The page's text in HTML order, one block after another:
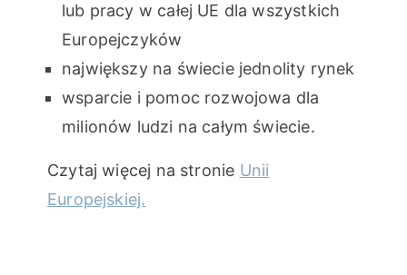
lub pracy w całej UE dla wszystkich
Europejczyków
największy na świecie jednolity rynek
wsparcie i pomoc rozwojowa dla
milionów ludzi na całym świecie.
Czytaj więcej na stronie Unii
Europejskiej.